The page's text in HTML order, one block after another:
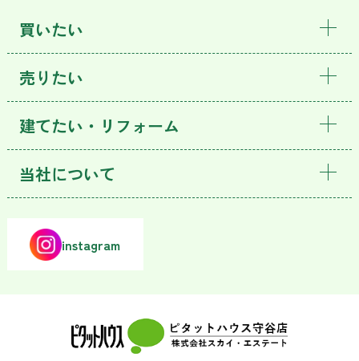
買いたい
売りたい
建てたい・リフォーム
当社について
instagram